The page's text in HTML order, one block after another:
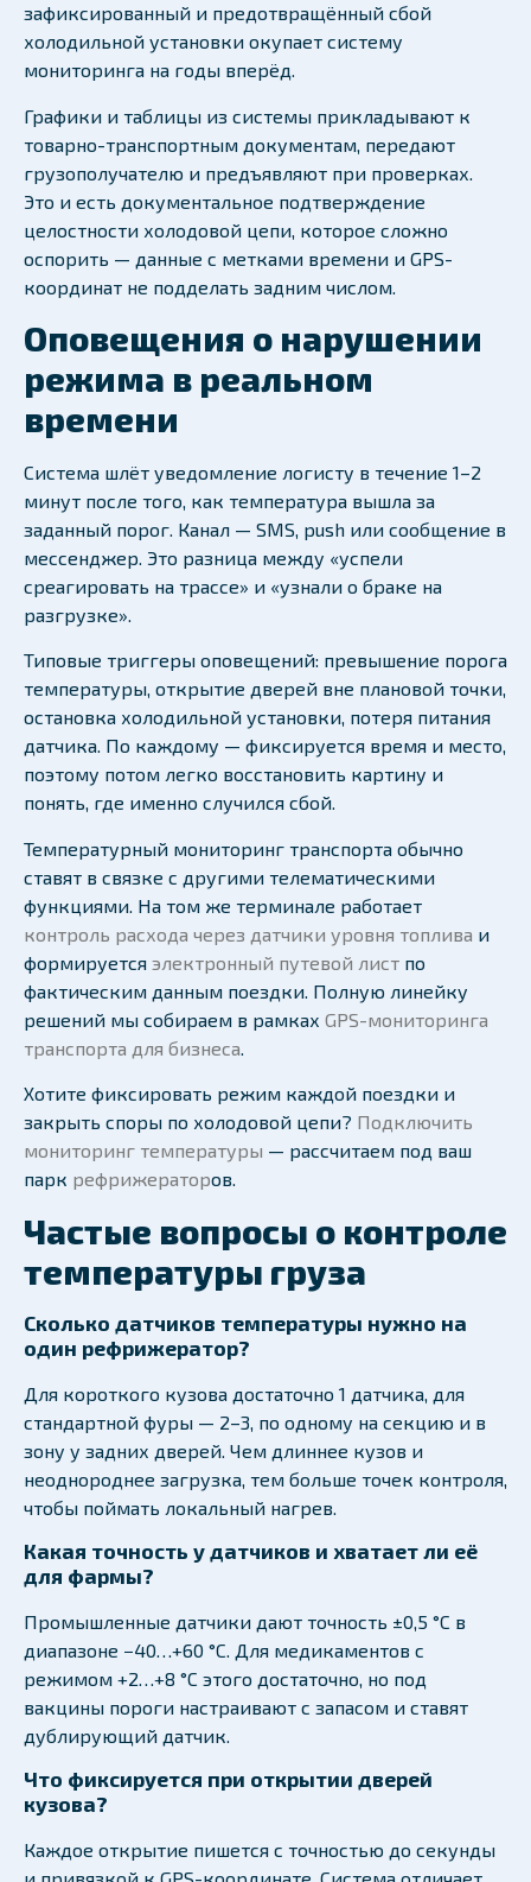
зафиксированный и предотвращённый сбой
холодильной установки окупает систему
мониторинга на годы вперёд.
Графики и таблицы из системы прикладывают к
товарно-транспортным документам, передают
грузополучателю и предъявляют при проверках.
Это и есть документальное подтверждение
целостности холодовой цепи, которое сложно
оспорить — данные с метками времени и GPS-
координат не подделать задним числом.
Оповещения о нарушении
режима в реальном
времени
Система шлёт уведомление логисту в течение 1–2
минут после того, как температура вышла за
заданный порог. Канал — SMS, push или сообщение в
мессенджер. Это разница между «успели
среагировать на трассе» и «узнали о браке на
разгрузке».
Типовые триггеры оповещений: превышение порога
температуры, открытие дверей вне плановой точки,
остановка холодильной установки, потеря питания
датчика. По каждому — фиксируется время и место,
поэтому потом легко восстановить картину и
понять, где именно случился сбой.
Температурный мониторинг транспорта обычно
ставят в связке с другими телематическими
функциями. На том же терминале работает
контроль расхода через датчики уровня топлива и
формируется электронный путевой лист по
фактическим данным поездки. Полную линейку
решений мы собираем в рамках GPS-мониторинга
транспорта для бизнеса
Хотите фиксировать режим каждой поездки и
закрыть споры по холодовой цепи? Подключить
мониторинг температуры — рассчитаем под ваш
парк рефрижераторов.
Частые вопросы о контроле
температуры груза
Сколько датчиков температуры нужно на
один рефрижератор?
Для короткого кузова достаточно 1 датчика, для
стандартной фуры — 2–3, по одному на секцию и в
зону у задних дверей. Чем длиннее кузов и
неоднороднее загрузка, тем больше точек контроля,
чтобы поймать локальный нагрев.
Какая точность у датчиков и хватает ли её
для фармы?
Промышленные датчики дают точность ±0,5 °C в
диапазоне −40…+60 °C. Для медикаментов с
режимом +2…+8 °C этого достаточно, но под
вакцины пороги настраивают с запасом и ставят
дублирующий датчик.
Что фиксируется при открытии дверей
кузова?
Каждое открытие пишется с точностью до секунды